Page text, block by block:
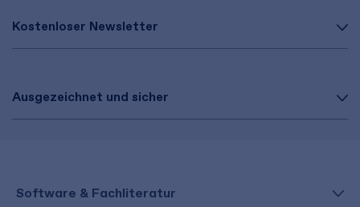
Kostenloser Newsletter
Ausgezeichnet und sicher
Software & Fachliteratur